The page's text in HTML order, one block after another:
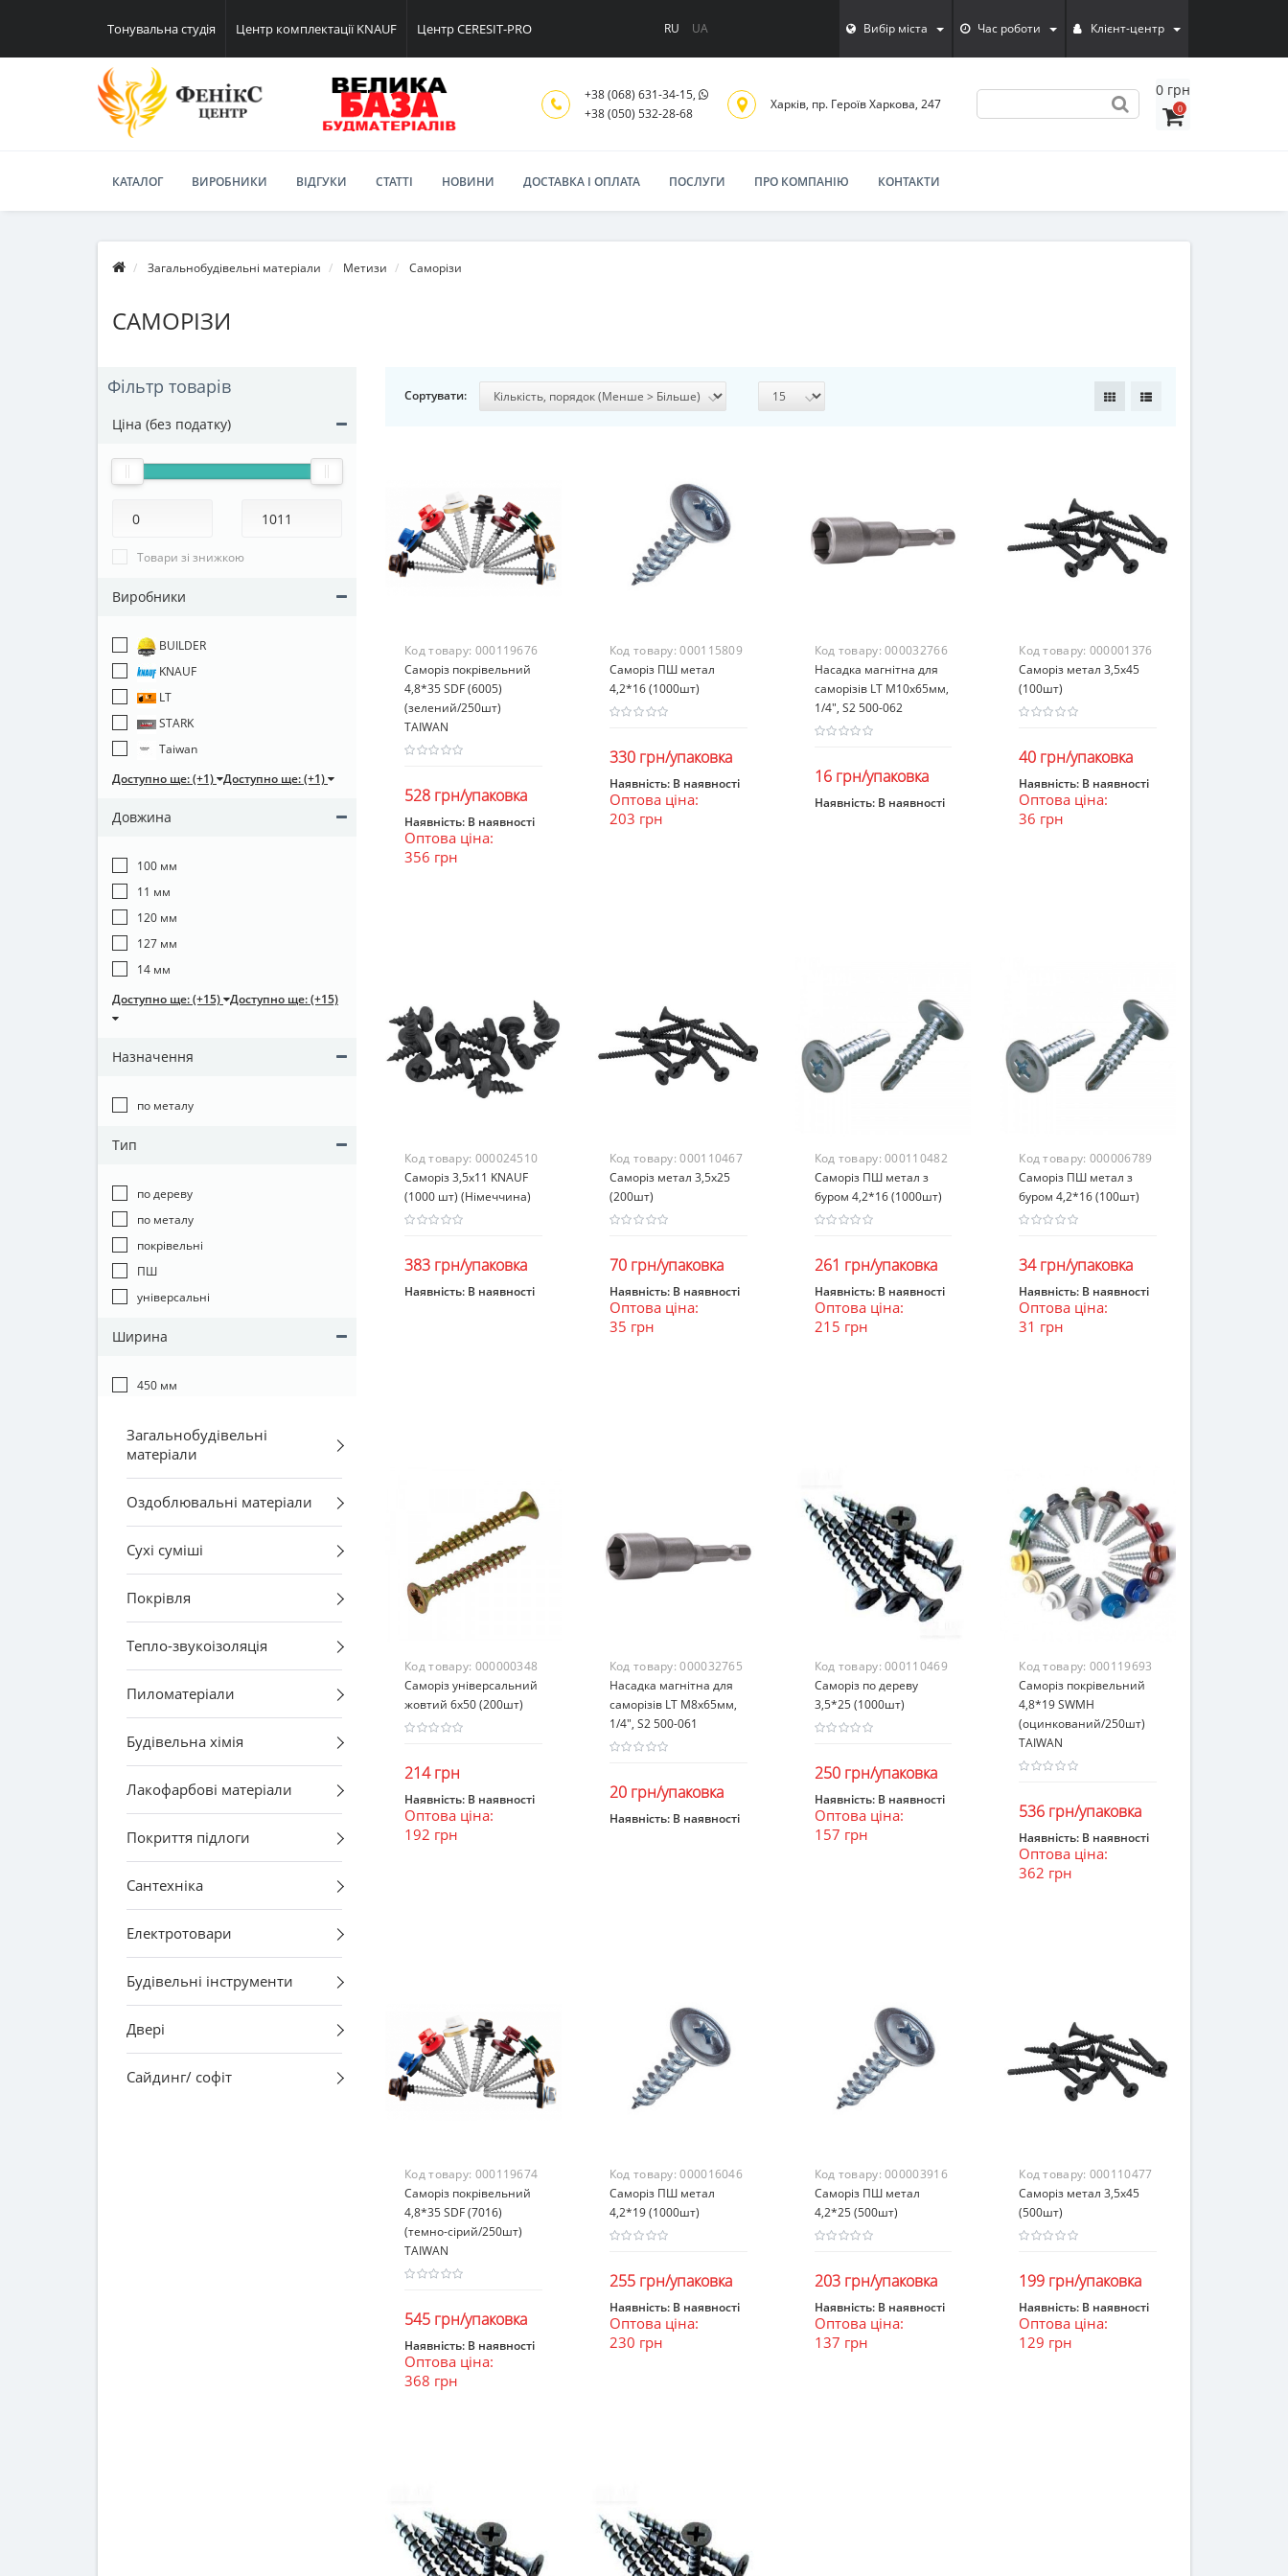
Тонувальна студія Центр комплектації KNAUF Центр CERESIT-PRO RU UA Вибір міста Час роботи Клієнт-центр
+38 (068) 631-34-15,
+38 (050) 532-28-68
Харків, пр. Героїв Харкова, 247
0 грн
0
КАТАЛОГ ВИРОБНИКИ ВІДГУКИ СТАТТІ НОВИНИ ДОСТАВКА І ОПЛАТА ПОСЛУГИ ПРО КОМПАНІЮ КОНТАКТИ
Загальнобудівельні матеріали Метизи Саморізи
САМОРІЗИ
Фільтр товарів
Ціна (без податку)
Товари зі знижкою
Виробники
BUILDER
KNAUF
LT
STARK
Taiwan
Доступно ще: (+1) Доступно ще: (+1)
Довжина
100 мм
11 мм
120 мм
127 мм
14 мм
Доступно ще: (+15) Доступно ще: (+15)
Назначення
по металу
Тип
по дереву
по металу
покрівельні
ПШ
універсальні
Ширина
450 мм
Загальнобудівельні
матеріали
Оздоблювальні матеріали
Сухі суміші
Покрівля
Тепло-звукоізоляція
Пиломатеріали
Будівельна хімія
Лакофарбові матеріали
Покриття підлоги
Сантехніка
Електротовари
Будівельні інструменти
Двері
Сайдинг/ софіт
Сортувати:
Код товару: 000119676
Саморіз покрівельний
4,8*35 SDF (6005)
(зелений/250шт)
TAIWAN
528 грн/упаковка
В кошик
Наявність: В наявності
Оптова ціна:
356 грн
Код товару:000115809
Саморіз ПШ метал
4,2*16 (1000шт)
330 грн/упаковка
В кошик
Наявність: В наявності
Оптова ціна:
203 грн
Код товару:000032766
Насадка магнітна для
саморізів LT М10х65мм,
1/4", S2 500-062
16 грн/упаковка
Наявність: В наявності
Код товару: 000001376
Саморіз метал 3,5х45
(100шт)
40 грн/упаковка
В кошик
Наявність: В наявності
Оптова ціна:
36 грн
Код товару: 000024510
Саморіз 3,5х11 KNAUF
(1000 шт) (Німеччина)
383 грн/упаковка
Наявність: В наявності
Код товару:000110467
Саморіз метал 3,5х25
(200шт)
70 грн/упаковка
В кошик
Наявність: В наявності
Оптова ціна:
35 грн
Код товару:000110482
Саморіз ПШ метал з
буром 4,2*16 (1000шт)
261 грн/упаковка
В кошик
Наявність: В наявності
Оптова ціна:
215 грн
Код товару: 000006789
Саморіз ПШ метал з
буром 4,2*16 (100шт)
34 грн/упаковка
В кошик
Наявність: В наявності
Оптова ціна:
31 грн
Код товару: 000000348
Саморіз універсальний
жовтий 6х50 (200шт)
214 грн
В кошик
Наявність: В наявності
Оптова ціна:
192 грн
Код товару:000032765
Насадка магнітна для
саморізів LT М8х65мм,
1/4", S2 500-061
20 грн/упаковка
Наявність: В наявності
Код товару:000110469
Саморіз по дереву
3,5*25 (1000шт)
250 грн/упаковка
В кошик
Наявність: В наявності
Оптова ціна:
157 грн
Код товару: 000119693
Саморіз покрівельний
4,8*19 SWMH
(оцинкований/250шт)
TAIWAN
536 грн/упаковка
В кошик
Наявність: В наявності
Оптова ціна:
362 грн
Код товару: 000119674
Саморіз покрівельний
4,8*35 SDF (7016)
(темно-сірий/250шт)
TAIWAN
545 грн/упаковка
В кошик
Наявність: В наявності
Оптова ціна:
368 грн
Код товару:000016046
Саморіз ПШ метал
4,2*19 (1000шт)
255 грн/упаковка
В кошик
Наявність: В наявності
Оптова ціна:
230 грн
Код товару:000003916
Саморіз ПШ метал
4,2*25 (500шт)
203 грн/упаковка
В кошик
Наявність: В наявності
Оптова ціна:
137 грн
Код товару: 000110477
Саморіз метал 3,5х45
(500шт)
199 грн/упаковка
В кошик
Наявність: В наявності
Оптова ціна:
129 грн